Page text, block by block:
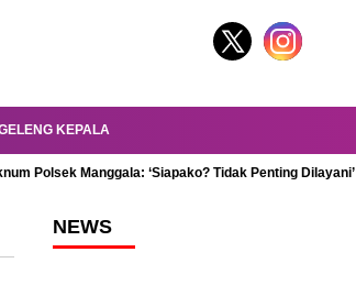
KEPALA
Polsek Manggala: ‘Siapako? Tidak Penting Dilayani’
NEWS